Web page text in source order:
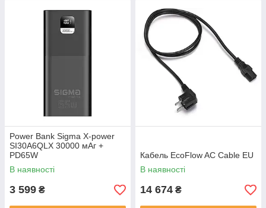
Power Bank Sigma X-power
SI30A6QLX 30000 мАг +
PD65W
В наявності
3 599 ₴
Кабель EcoFlow AC Cable EU
В наявності
14 674 ₴